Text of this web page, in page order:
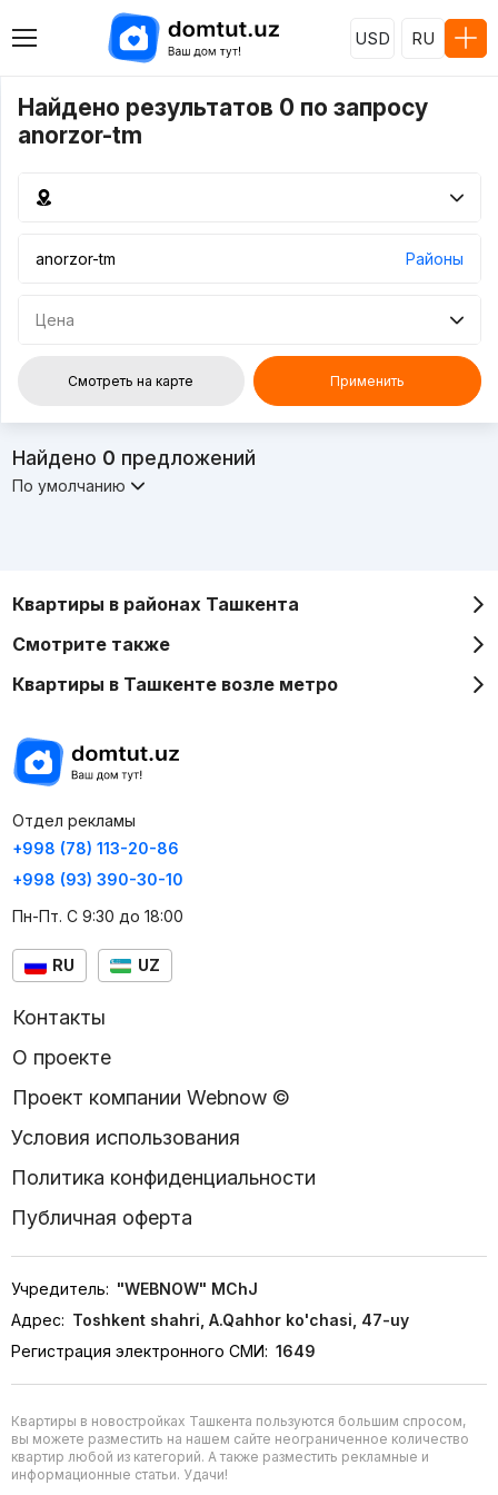
USD RU
Найдено результатов 0 по запросу
anorzor-tm
Районы
Цена
Смотреть на карте Применить
Найдено 0 предложений
По умолчанию
Квартиры в районах Ташкента
Смотрите также
Квартиры в Ташкенте возле метро
Отдел рекламы
+998 (78) 113-20-86
+998 (93) 390-30-10
Пн-Пт. С 9:30 до 18:00
RU UZ
Контакты
О проекте
Проект компании Webnow ©
Условия использования
Политика конфиденциальности
Публичная оферта
Учредитель: "WEBNOW" MChJ
Адрес: Toshkent shahri, A.Qahhor ko'chasi, 47-uy
Регистрация электронного СМИ: 1649
Квартиры в новостройках Ташкента пользуются большим спросом,
вы можете разместить на нашем сайте неограниченное количество
квартир любой из категорий. А также разместить рекламные и
информационные статьи. Удачи!